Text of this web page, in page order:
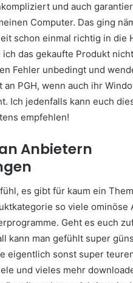
und auch
Computer. Das ging
schon einmal richtig in die
ich das gekaufte Produkt
Fehler unbedingt und
PGH, wenn auch ihr
Ich jedenfalls kann euch
empfehlen!
Anbietern
es gibt für kaum ein
so viele ominöse
Geht es euch
kann man gefühlt super
eigentlich sonst super
und vieles mehr